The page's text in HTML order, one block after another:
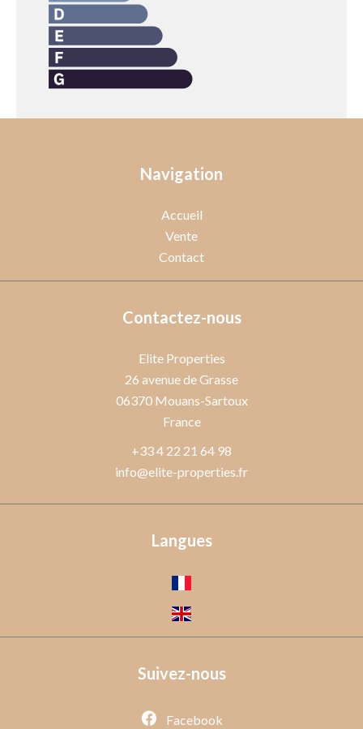
Navigation
Accueil
Vente
Contact
Contactez-nous
Elite Properties
26 avenue de Grasse
06370Mouans-Sartoux
France
+33 4 22 21 64 98
info@elite-properties.fr
Langues
Suivez-nous
Facebook